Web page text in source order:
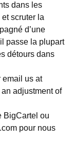
dans les
scruter la
d’une
passe la plupart
détours dans
email us at
adjustment of
BigCartel ou
pour nous